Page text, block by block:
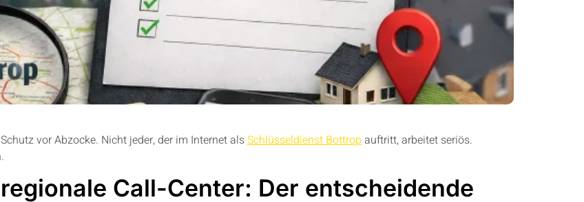
vor Abzocke. Nicht jeder, der im Internet alsSchlüsseldienst Bottrop auftritt, arbeitet seriös.
Call-Center: Der entscheidende